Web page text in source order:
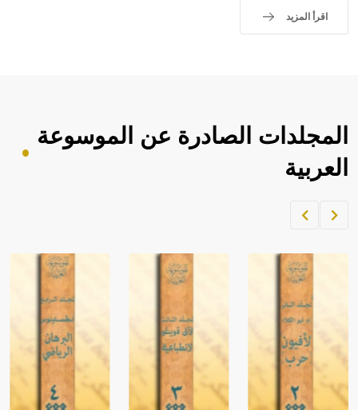
اقرأ المزيد
المجلدات الصادرة عن الموسوعة
العربية